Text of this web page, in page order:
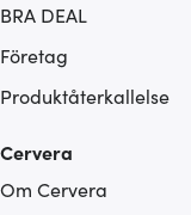
BRA DEAL
Företag
Produktåterkallelse
Cervera
Om Cervera